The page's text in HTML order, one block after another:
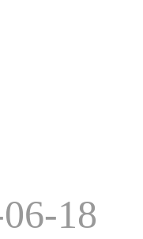
18